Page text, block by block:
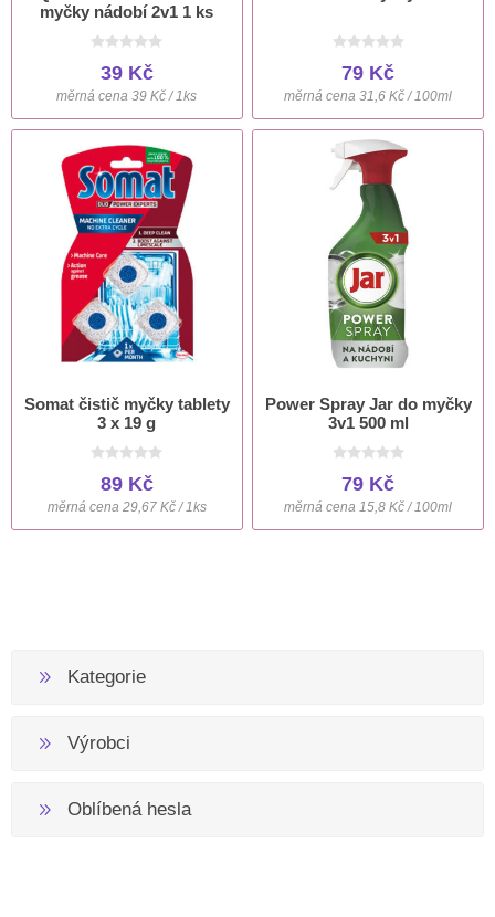
myčky nádobí 2v1 1 ks
39 Kč
měrná cena 39 Kč / 1ks
79 Kč
měrná cena 31,6 Kč / 100ml
Somat čistič myčky tablety
3 x 19 g
89 Kč
měrná cena 29,67 Kč / 1ks
Power Spray Jar do myčky
3v1 500 ml
79 Kč
měrná cena 15,8 Kč / 100ml
Kategorie
Výrobci
Oblíbená hesla